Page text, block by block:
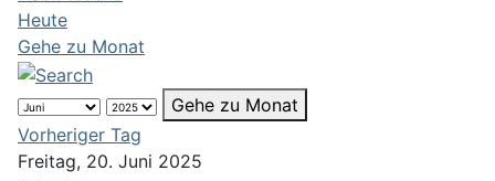
Heute
Gehe zu Monat
Gehe zu Monat
Vorheriger Tag
Freitag, 20. Juni 2025